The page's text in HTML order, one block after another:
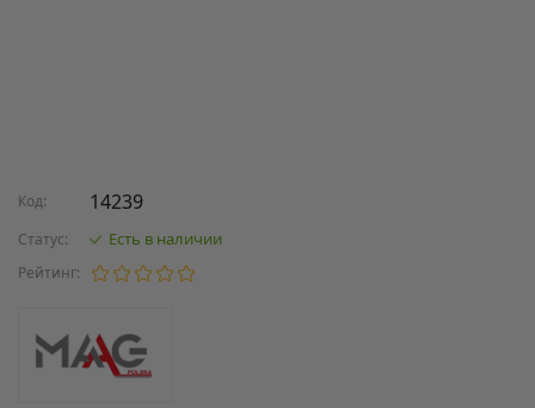
Код: 14239
Статус: Есть в наличии
Рейтинг: